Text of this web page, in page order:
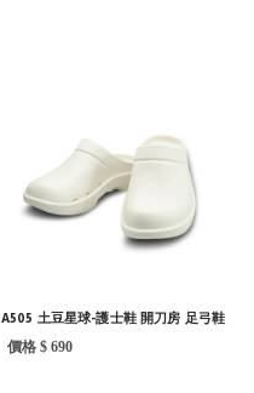
A505 土豆星球-護士鞋 開刀房 足弓鞋
價格 $ 690